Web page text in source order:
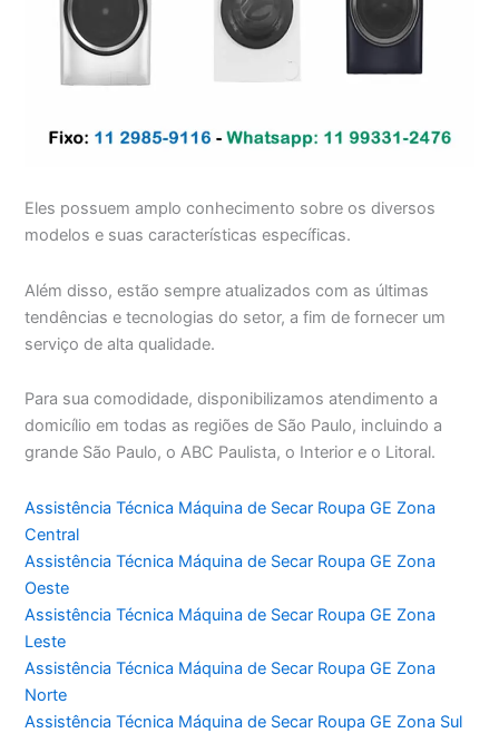
Eles possuem amplo conhecimento sobre os diversos
modelos e suas características específicas.
Além disso, estão sempre atualizados com as últimas
tendências e tecnologias do setor, a fim de fornecer um
serviço de alta qualidade.
Para sua comodidade, disponibilizamos atendimento a
domicílio em todas as regiões de São Paulo, incluindo a
grande São Paulo, o ABC Paulista, o Interior e o Litoral.
Assistência Técnica Máquina de Secar Roupa GE Zona
Central
Assistência Técnica Máquina de Secar Roupa GE Zona
Oeste
Assistência Técnica Máquina de Secar Roupa GE Zona
Leste
Assistência Técnica Máquina de Secar Roupa GE Zona
Norte
Assistência Técnica Máquina de Secar Roupa GE Zona Sul